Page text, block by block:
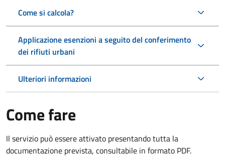
Come si calcola?
Applicazione esenzioni a seguito del conferimento
dei rifiuti urbani
Ulteriori informazioni
Come fare
Il servizio può essere attivato presentando tutta la
documentazione prevista, consultabile in formato PDF.